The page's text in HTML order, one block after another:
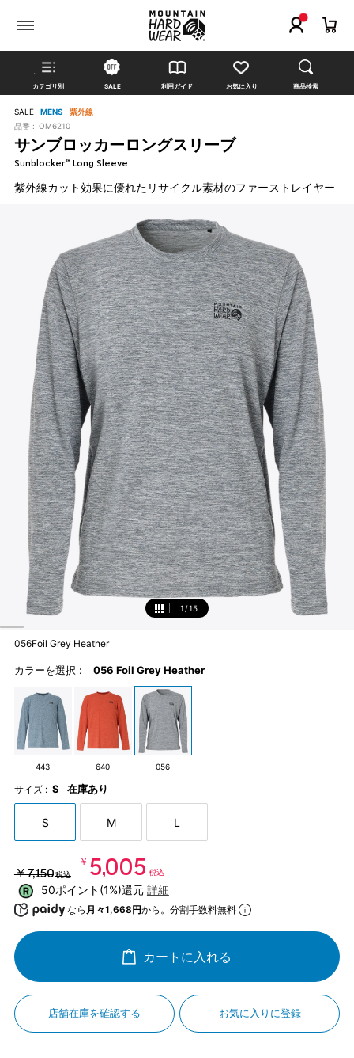
カテゴリ別 SALE 利用ガイド お気に入り 商品検索
SALE MENS
紫外線
品番 : OM6210
サンブロッカーロングスリーブ
Sunblocker™ Long Sleeve
紫外線カット効果に優れたリサイクル素材のファーストレイヤー
1 /15
056Foil Grey Heather
カラーを選択 : 056 Foil Grey Heather
443 640 056
サイズ : S 在庫あり
S M L
￥7,150 税込 ￥5,005 税込
50ポイント(1%)還元 詳細
なら 月々1,668円から。分割手数料無料
カートに入れる
店舗在庫を確認する お気に入りに登録